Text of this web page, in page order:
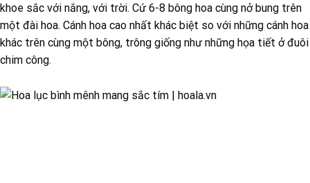
khoe sắc với nắng, với trời. Cứ 6-8 bông hoa cùng nở bung trên
một đài hoa. Cánh hoa cao nhất khác biệt so với những cánh hoa
khác trên cùng một bông, trông giống như những họa tiết ở đuôi
chim công.